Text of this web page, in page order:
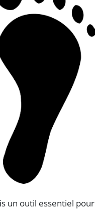
un outil essentiel pour